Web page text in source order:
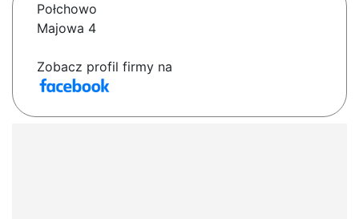
Połchowo
Majowa 4
Zobacz profil firmy na